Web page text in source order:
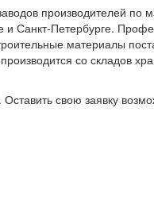
производителей по
Санкт-Петербурге.
материалы
со складов
свою заявку